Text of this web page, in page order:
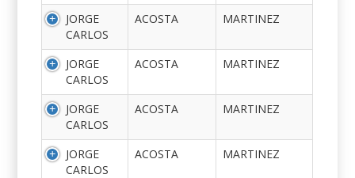
JORGE
CARLOS
ACOSTA MARTINEZ
JORGE
CARLOS
ACOSTA MARTINEZ
JORGE
CARLOS
ACOSTA MARTINEZ
JORGE
CARLOS
ACOSTA MARTINEZ